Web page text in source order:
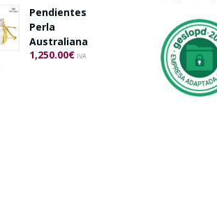
Pendientes
Perla
Australiana
1,250.00€ IVA